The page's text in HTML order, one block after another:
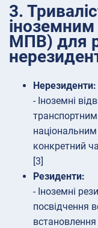
3.
МПВ) для
Нерезиденти:
- Іноземні
конкретний
[3]
Резиденти:
- Іноземні
посвідчення